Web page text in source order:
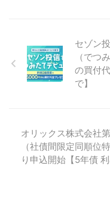
セゾン
（でつ
の買付
で】
オリックス株式会社
（社債間限定同順位
り申込開始【5年債